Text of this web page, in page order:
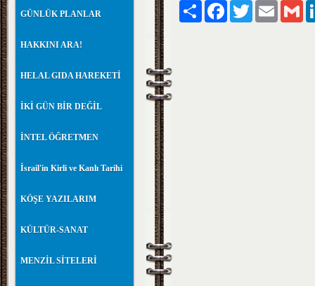
GÜNLÜK PLANLAR
HAKKINI ARA!
HELAL GIDA HAREKETİ
İKİ GÜN BİR DEĞİL
İNTEL ÖĞRETMEN
İsrail'in Kirli ve Kanlı Tarihi
KÖŞE YAZILARIM
KÜLTÜR-SANAT
MENZİL SİTELERİ
Paylaş FacebookTwitter Email